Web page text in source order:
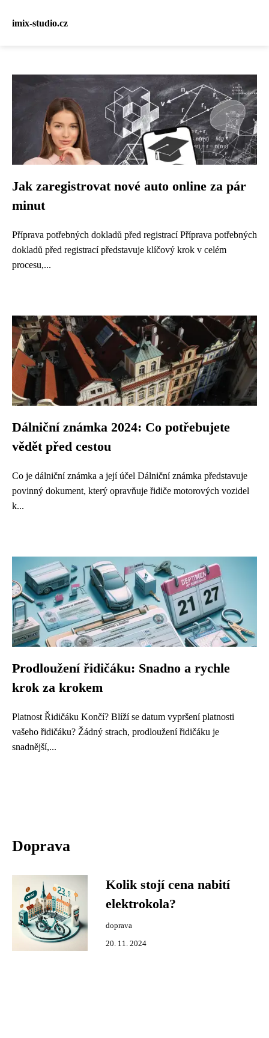
imix-studio.cz
Jak zaregistrovat nové auto online za pár
minut
Příprava potřebných dokladů před registrací Příprava potřebných
dokladů před registrací představuje klíčový krok v celém
procesu,...
Dálniční známka 2024: Co potřebujete
vědět před cestou
Co je dálniční známka a její účel Dálniční známka představuje
povinný dokument, který opravňuje řidiče motorových vozidel
k...
Prodloužení řidičáku: Snadno a rychle
krok za krokem
Platnost Řidičáku Končí? Blíží se datum vypršení platnosti
vašeho řidičáku? Žádný strach, prodloužení řidičáku je
snadnější,...
Doprava
Kolik stojí cena nabití
elektrokola?
doprava
20. 11. 2024